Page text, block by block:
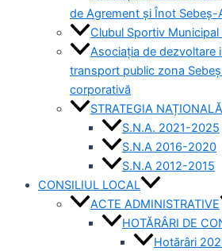
de Agrement și Înot Sebeș-
Clubul Sportiv
Asociația de dezvoltare
transport public zona
corporativă
STRATEGIA
S.N.A. 2021-2025
S.N.A 2016-2020
S.N.A 2012-2015
CONSILIUL LOCAL
ACTE ADMINISTRATIVE
HOTĂRÂRI DE
Hotărâri